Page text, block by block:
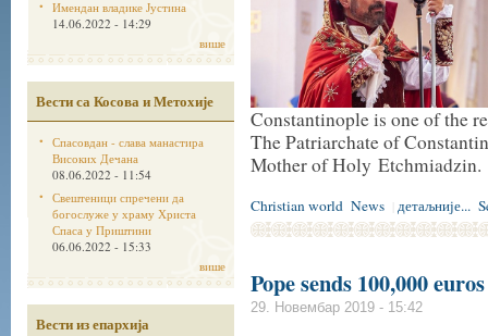
Имендан владике Јустина
14.06.2022 - 14:29
више
Вести са Косова и Метохије
Спасовдан - слава манастира
Високих Дечана
08.06.2022 - 11:54
Свештеници спречени да
богослуже у храму Христа
Спаса у Приштини
06.06.2022 - 15:33
више
Вести из епархија
Constantinople is one of the
The Patriarchate of
Mother of Holy Etchmiadzin.
Christian world News детаљније...
Pope sends 100,000
29. Новембар 2019 - 15:42